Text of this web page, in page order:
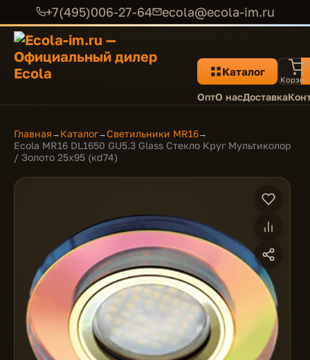
+7(495)006-27-64 ecola@ecola-im.ru
Каталог
ОптО насДоставка
Главная → Каталог→Светильники MR16→
Ecola MR16 DL1650 GU5.3 Glass Стекло Круг Мультиколор
/ Золото 25x95 (кd74)